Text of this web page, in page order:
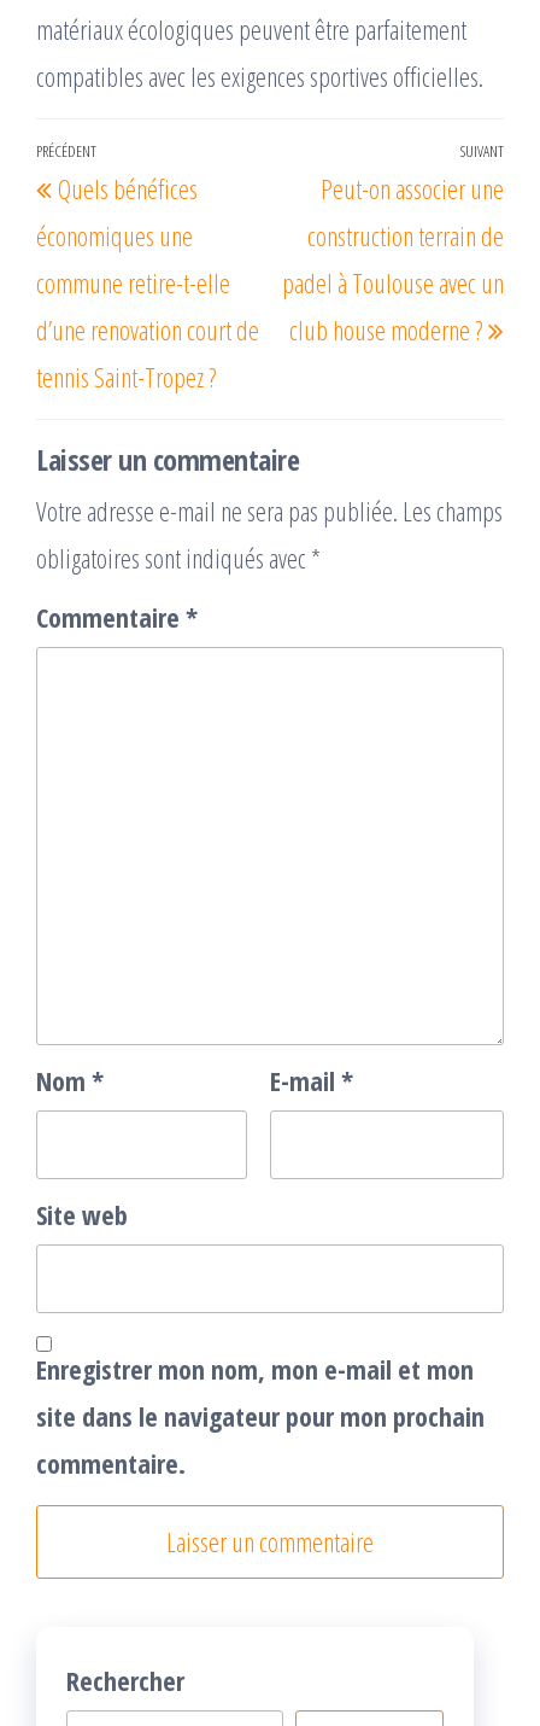
matériaux écologiques peuvent être parfaitement
compatibles avec les exigences sportives officielles.
Navigation
de
l’article
Article
précédent
PRÉCÉDENT
Quels bénéfices
économiques une
commune retire-t-elle
d’une renovation court de
tennis Saint-Tropez ?
SUIVANT
Peut-on associer une
construction terrain de
padel à Toulouse avec un
club house moderne ?
Laisser un commentaire
Votre adresse e-mail ne sera pas publiée. Les champs
obligatoires sont indiqués avec *
Commentaire *
Nom * E-mail *
Site web
Enregistrer mon nom, mon e-mail et mon
site dans le navigateur pour mon prochain
commentaire.
Rechercher